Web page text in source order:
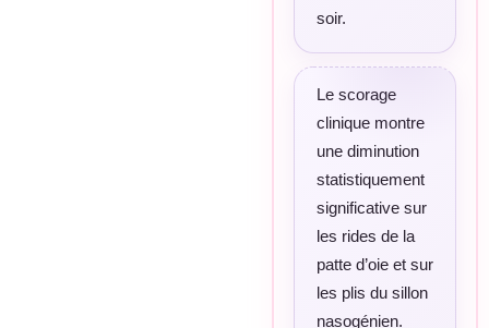
soir.
Le scorage
clinique montre
une diminution
statistiquement
significative sur
les rides de la
patte d’oie et sur
les plis du sillon
nasogénien.